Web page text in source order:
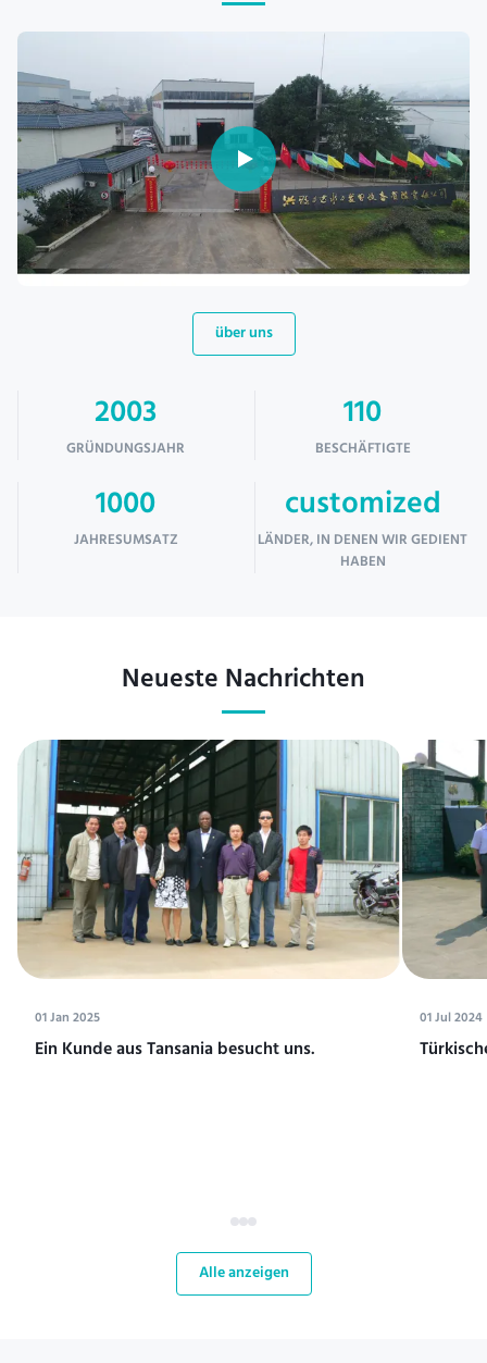
über uns
2003
GRÜNDUNGSJAHR
110
BESCHÄFTIGTE
1000
JAHRESUMSATZ
customized
LÄNDER, IN DENEN WIR GEDIENT
HABEN
Neueste Nachrichten
01 Jan 2025
Ein Kunde aus Tansania besucht uns.
01 Jul 2024
Alle anzeigen